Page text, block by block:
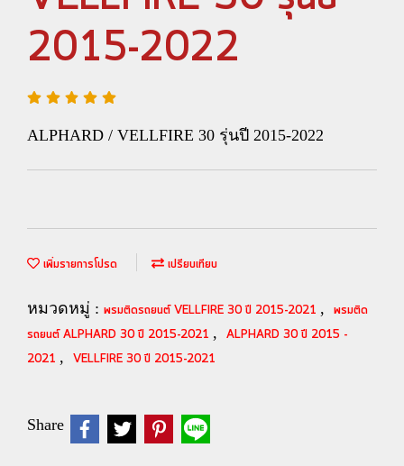
2015-2022
ALPHARD / VELLFIRE 30 รุ่นปี 2015-2022
เพิ่มรายการโปรด เปรียบเทียบ
หมวดหมู่ : พรมติดรถยนต์ VELLFIRE 30 ปี 2015-2021 , พรมติด
รถยนต์ ALPHARD 30 ปี 2015-2021 , ALPHARD 30 ปี 2015 -
2021 , VELLFIRE 30 ปี 2015-2021
Share